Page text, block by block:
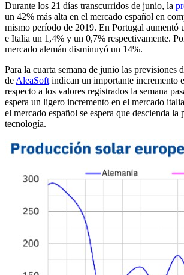
Durante los 21 días transcurridos de junio, la
un 42% más alta en el mercado español en
mismo período de 2019. En Portugal aumentó
e Italia un 1,4% y un 0,7% respectivamente.
mercado alemán disminuyó un 14%.
Para la cuarta semana de junio las previsiones
de AleaSoft indican un importante incremento
respecto a los valores registrados la semana
espera un ligero incremento en el mercado
el mercado español se espera que descienda la
tecnología.